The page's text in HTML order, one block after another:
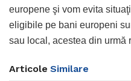
europene şi vom evita
eligibile pe bani europeni
sau local, acestea din urmă
Articole Similare